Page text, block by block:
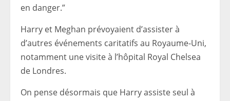
en danger.”
Harry et Meghan prévoyaient d’assister à
d’autres événements caritatifs au Royaume-Uni,
notamment une visite à l’hôpital Royal Chelsea
de Londres.
On pense désormais que Harry assiste seul à